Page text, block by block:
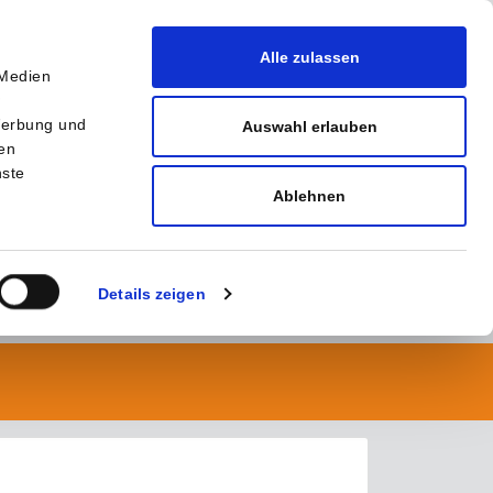
und
Details zeigen
Alle zulassen
Auswahl erlauben
Ablehnen